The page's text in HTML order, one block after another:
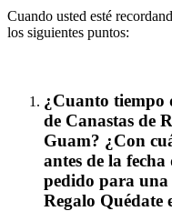
Cuando usted esté
los siguientes puntos:
¿Cuanto tiempo
de Canastas de
Guam? ¿Con
antes de la
pedido para una
Regalo Quédate